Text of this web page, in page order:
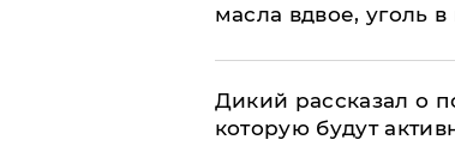
масла вдвое, уголь в
Дикий рассказал о
которую будут